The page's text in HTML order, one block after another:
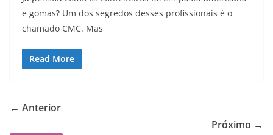
e gomas? Um dos segredos desses profissionais é o
chamado CMC. Mas
Read More
← Anterior
Próximo →